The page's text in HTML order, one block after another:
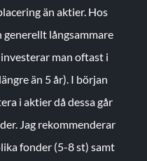
än aktier. Hos
långsammare
man oftast i
än 5 år). I början
i aktier då dessa går
Jag rekommenderar
fonder (5-8 st) samt